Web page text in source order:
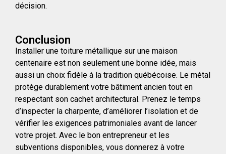
décision.
Conclusion
Installer une toiture métallique sur une maison
centenaire est non seulement une bonne idée, mais
aussi un choix fidèle à la tradition québécoise. Le métal
protège durablement votre bâtiment ancien tout en
respectant son cachet architectural. Prenez le temps
d’inspecter la charpente, d’améliorer l’isolation et de
vérifier les exigences patrimoniales avant de lancer
votre projet. Avec le bon entrepreneur et les
subventions disponibles, vous donnerez à votre